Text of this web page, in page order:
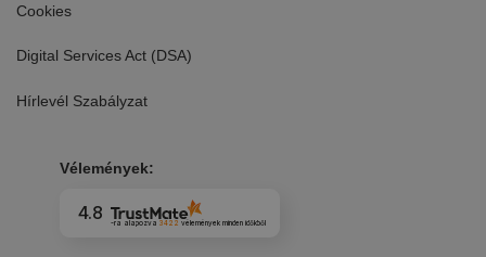
Cookies
Digital Services Act (DSA)
Hírlevél Szabályzat
Vélemények:
4.8 -ra alapozva 3422 véleményekminden időkből